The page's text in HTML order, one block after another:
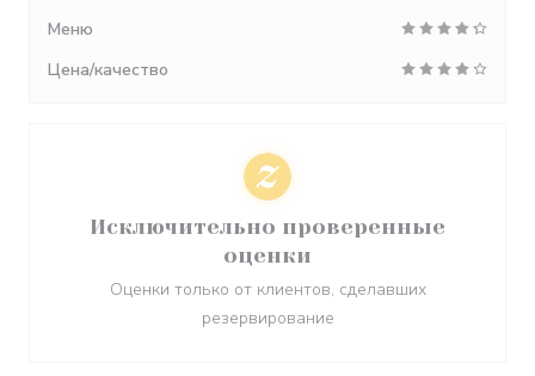
Меню
Цена/качество
Исключительно проверенные
оценки
Оценки только от клиентов, сделавших
резервирование